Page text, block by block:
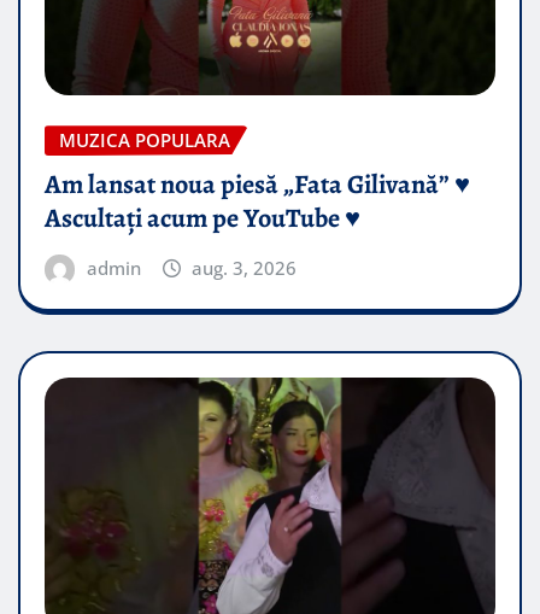
MUZICA POPULARA
Am lansat noua piesă „Fata Gilivană” ♥️
Ascultați acum pe YouTube ♥️
admin aug. 3, 2026